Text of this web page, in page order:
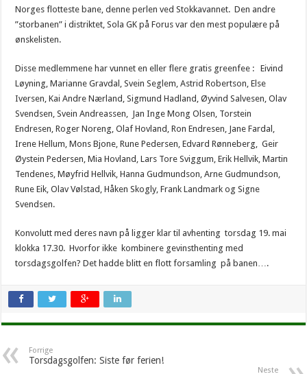
Norges flotteste bane, denne perlen ved Stokkavannet. Den andre
”storbanen” i distriktet, Sola GK på Forus var den mest populære på
ønskelisten.
Disse medlemmene har vunnet en eller flere gratis greenfee : Eivind
Løyning, Marianne Gravdal, Svein Seglem, Astrid Robertson, Else
Iversen, Kai Andre Nærland, Sigmund Hadland, Øyvind Salvesen, Olav
Svendsen, Svein Andreassen, Jan Inge Mong Olsen, Torstein
Endresen, Roger Noreng, Olaf Hovland, Ron Endresen, Jane Fardal,
Irene Hellum, Mons Bjone, Rune Pedersen, Edvard Rønneberg, Geir
Øystein Pedersen, Mia Hovland, Lars Tore Sviggum, Erik Hellvik, Martin
Tendenes, Møyfrid Hellvik, Hanna Gudmundson, Arne Gudmundson,
Rune Eik, Olav Vølstad, Håken Skogly, Frank Landmark og Signe
Svendsen.
Konvolutt med deres navn på ligger klar til avhenting torsdag 19. mai
klokka 17.30. Hvorfor ikke kombinere gevinsthenting med
torsdagsgolfen? Det hadde blitt en flott forsamling på banen….
Forrige
Torsdagsgolfen: Siste før ferien!
Neste